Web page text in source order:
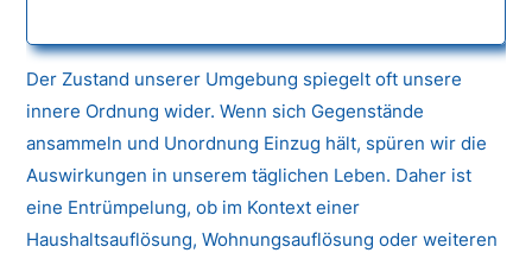
Der Zustand unserer Umgebung spiegelt oft unsere
innere Ordnung wider. Wenn sich Gegenstände
ansammeln und Unordnung Einzug hält, spüren wir die
Auswirkungen in unserem täglichen Leben. Daher ist
eine Entrümpelung, ob im Kontext einer
Haushaltsauflösung, Wohnungsauflösung oder weiteren